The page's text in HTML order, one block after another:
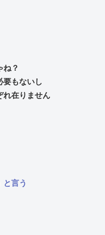
ね？
もないし
れ在りません
言う